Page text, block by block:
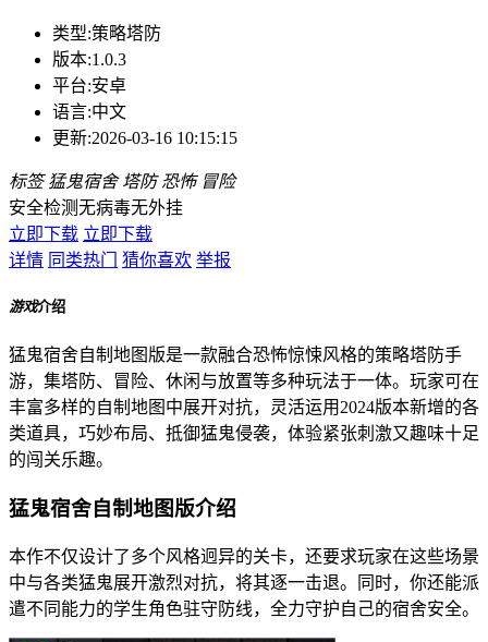
类型:策略塔防
版本:1.0.3
平台:安卓
语言:中文
更新:2026-03-16 10:15:15
标签 猛鬼宿舍 塔防 恐怖 冒险
安全检测无病毒无外挂
立即下载 立即下载
详情 同类热门 猜你喜欢 举报
游戏介绍
猛鬼宿舍自制地图版是一款融合恐怖惊悚风格的策略塔防手
游，集塔防、冒险、休闲与放置等多种玩法于一体。玩家可在
丰富多样的自制地图中展开对抗，灵活运用2024版本新增的各
类道具，巧妙布局、抵御猛鬼侵袭，体验紧张刺激又趣味十足
的闯关乐趣。
猛鬼宿舍自制地图版介绍
本作不仅设计了多个风格迥异的关卡，还要求玩家在这些场景
中与各类猛鬼展开激烈对抗，将其逐一击退。同时，你还能派
遣不同能力的学生角色驻守防线，全力守护自己的宿舍安全。